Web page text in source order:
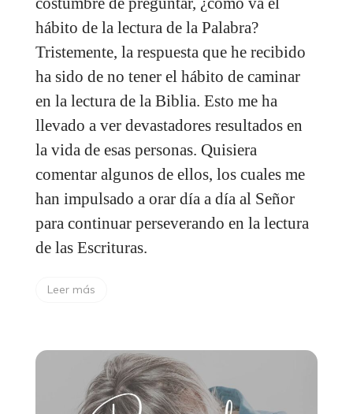
hábito de la lectura de la Palabra?
Tristemente, la respuesta que he recibido
ha sido de no tener el hábito de caminar
en la lectura de la Biblia. Esto me ha
llevado a ver devastadores resultados en
la vida de esas personas. Quisiera
comentar algunos de ellos, los cuales me
han impulsado a orar día a día al Señor
para continuar perseverando en la lectura
de las Escrituras.
Leer más